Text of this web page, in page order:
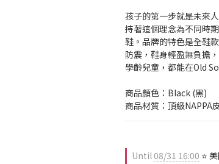
孩子的第一步就是未來
持著這個理念為不同時
鞋。品牌的特色是全鞋
防震，鞋身輕盈無負擔
學齡兒童，都能在Old
商品顏色：Black (黑)
商品材質：頂級NAPPA
Until08/31 16:00 ⭐